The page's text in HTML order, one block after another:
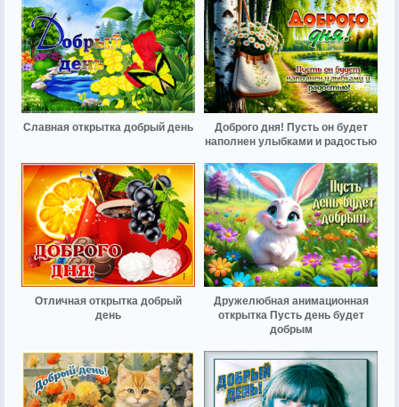
Славная открытка добрый день
Доброго дня! Пусть он будет
наполнен улыбками и радостью
Отличная открытка добрый
день
Дружелюбная анимационная
открытка Пусть день будет
добрым